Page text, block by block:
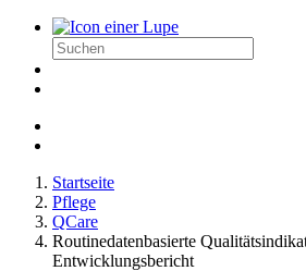
Startseite
Pflege
QCare
Routinedatenbasierte
Entwicklungsbericht